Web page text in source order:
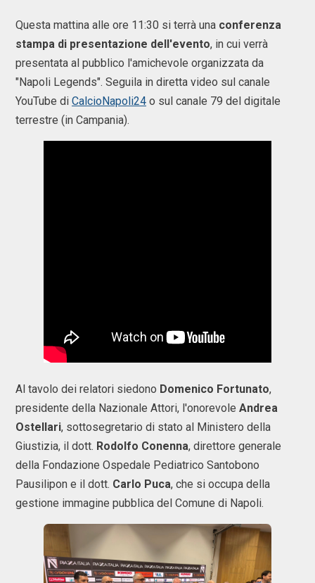
Questa mattina alle ore 11:30 si terrà una conferenza
stampa di presentazione dell'evento, in cui verrà
presentata al pubblico l'amichevole organizzata da
"Napoli Legends". Seguila in diretta video sul canale
YouTube di CalcioNapoli24 o sul canale 79 del digitale
terrestre (in Campania).
Al tavolo dei relatori siedono Domenico Fortunato,
presidente della Nazionale Attori, l'onorevole Andrea
Ostellari, sottosegretario di stato al Ministero della
Giustizia, il dott. Rodolfo Conenna, direttore generale
della Fondazione Ospedale Pediatrico Santobono
Pausilipon e il dott. Carlo Puca, che si occupa della
gestione immagine pubblica del Comune di Napoli.